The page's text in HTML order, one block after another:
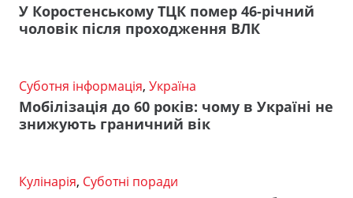
У Коростенському ТЦК помер 46-річний
чоловік після проходження ВЛК
Суботня інформація, Україна
Мобілізація до 60 років: чому в Україні не
знижують граничний вік
Кулінарія, Суботні поради